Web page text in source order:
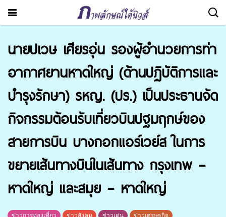
นายปเวษ เศียรอุ่น รองผู้อำนวยการท่า
อากาศยานหาดใหญ่ (ด้านปฏิบัติการและ
บำรุงรักษา) รหญ. (ปร.) เป็นประธานจัด
กิจกรรมต้อนรับเที่ยวบินปฐมฤกษ์ของ
สายการบิน บางกอกแอร์เวย์ส ในการ
ขยายเส้นทางบินในเส้นทาง กรุงเทพ –
หาดใหญ่ และสมุย – หาดใหญ่
ข่าวการท่องเที่ยว ข่าวสังคม ข่าวเด่น ข่าวเศรษฐกิจ